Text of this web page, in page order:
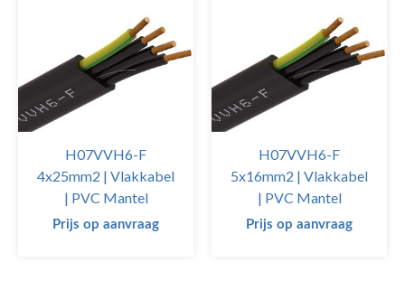
H07VVH6-F
4x25mm2 | Vlakkabel
| PVC Mantel
Prijs op aanvraag
H07VVH6-F
5x16mm2 | Vlakkabel
| PVC Mantel
Prijs op aanvraag